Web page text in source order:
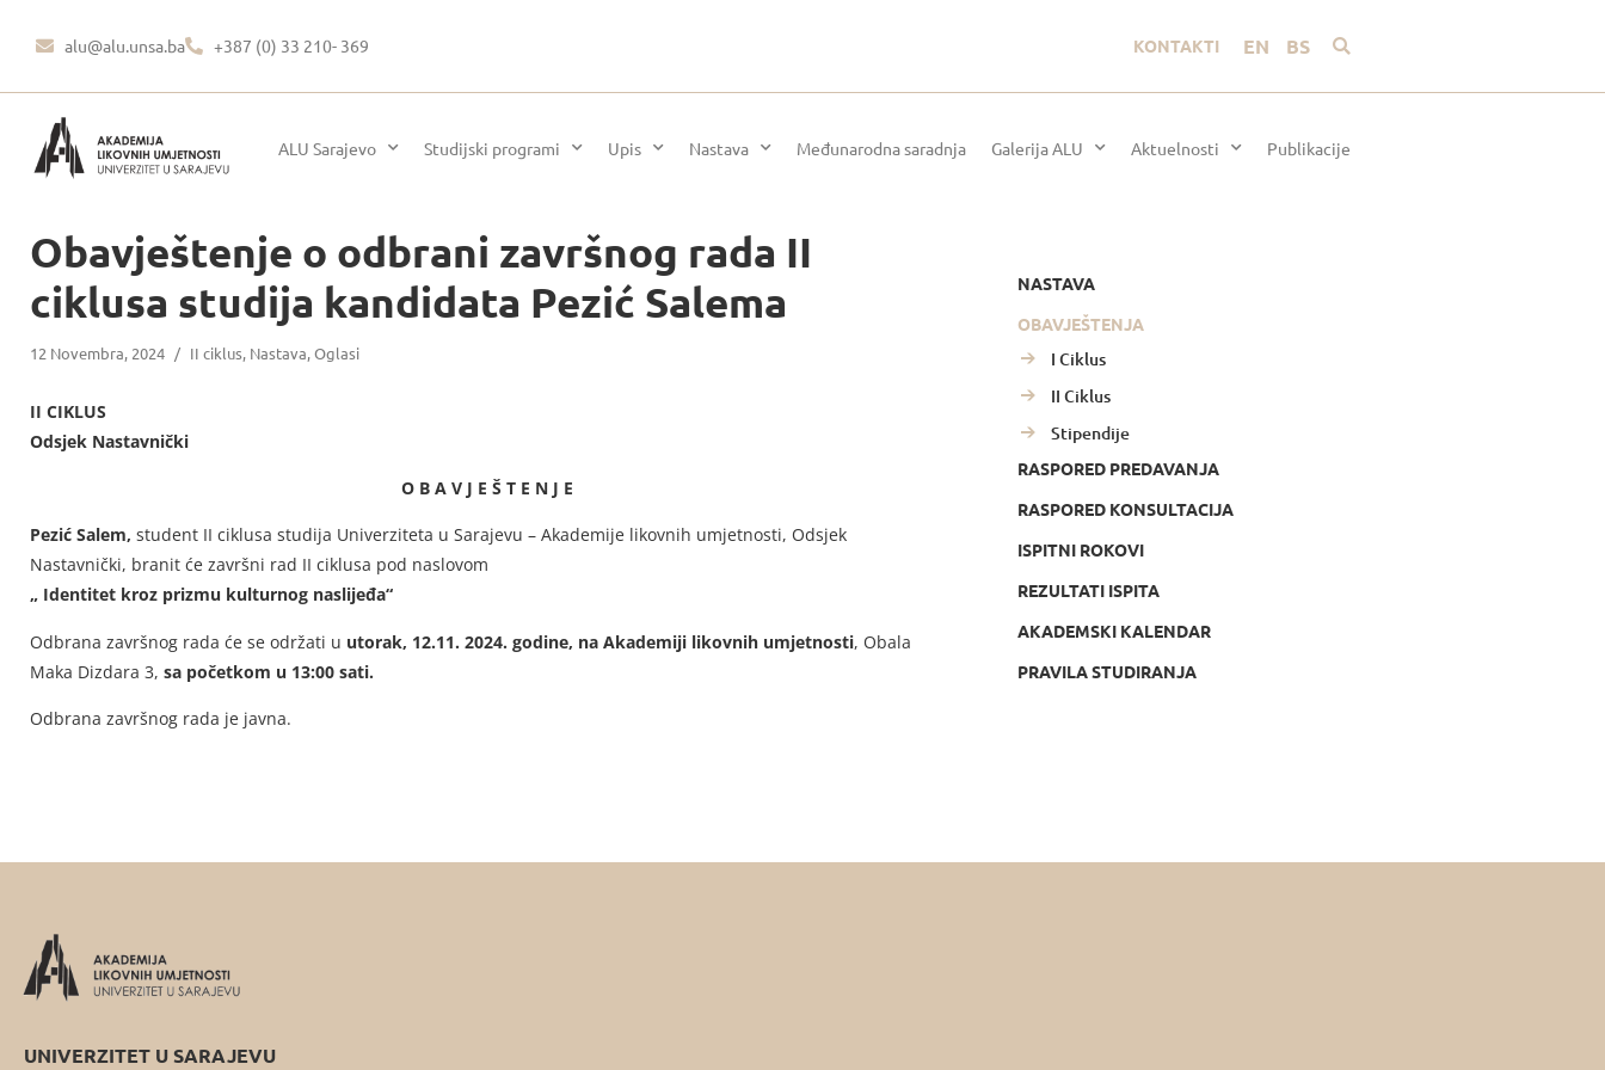
alu@alu.unsa.ba +387 (0) 33 210- 369 KONTAKTI EN BS
ALU Sarajevo Studijski programi Upis Nastava Međunarodna saradnja Galerija ALU Aktuelnosti Publikacije
Obavještenje o odbrani završnog rada II
ciklusa studija kandidata Pezić Salema
12 Novembra, 2024 / II ciklus, Nastava,Oglasi
II CIKLUS
Odsjek Nastavnički
O B A V J E Š T E N J E
Pezić Salem, student II ciklusa studija Univerziteta u Sarajevu – Akademije likovnih umjetnosti, Odsjek
Nastavnički, branit će završni rad II ciklusa pod naslovom
„ Identitet kroz prizmu kulturnog naslijeđa“
Odbrana završnog rada će se održati u utorak, 12.11. 2024. godine, na Akademiji likovnih umjetnosti, Obala
Maka Dizdara 3, sa početkom u 13:00 sati.
Odbrana završnog rada je javna.
NASTAVA
OBAVJEŠTENJA
I Ciklus
II Ciklus
Stipendije
RASPORED PREDAVANJA
RASPORED KONSULTACIJA
ISPITNI ROKOVI
REZULTATI ISPITA
AKADEMSKI KALENDAR
PRAVILA STUDIRANJA
UNIVERZITET U SARAJEVU